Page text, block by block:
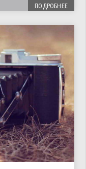
ПОДРОБНЕЕ